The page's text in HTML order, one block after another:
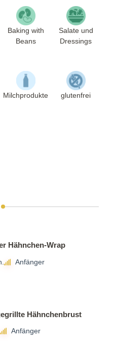
Baking with
Beans
Salate und
Dressings
Milchprodukte glutenfrei
Hähnchen-Wrap
Anfänger
Hähnchenbrust
Anfänger